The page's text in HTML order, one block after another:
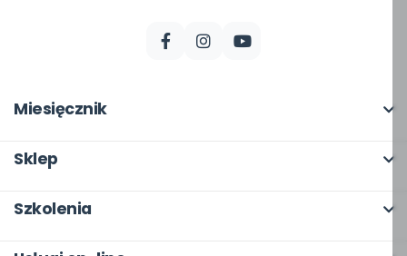
Miesięcznik
Scenariusze i artykuły
Sklep
Szkolenia